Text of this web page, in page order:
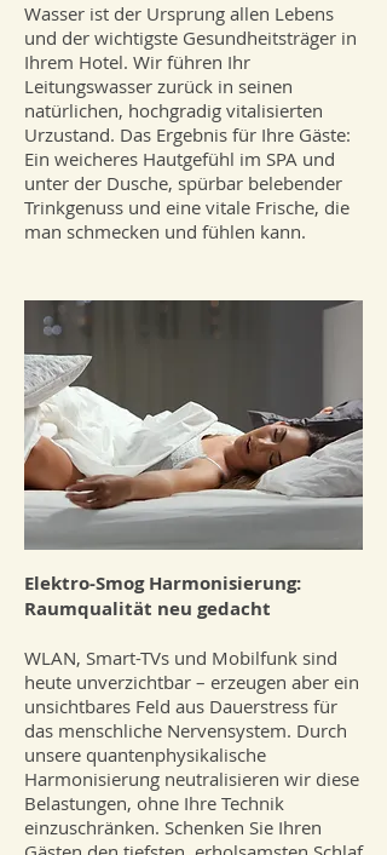
Wasser ist der Ursprung allen Lebens
und der wichtigste Gesundheitsträger in
Ihrem Hotel. Wir führen Ihr
Leitungswasser zurück in seinen
natürlichen, hochgradig vitalisierten
Urzustand. Das Ergebnis für Ihre Gäste:
Ein weicheres Hautgefühl im SPA und
unter der Dusche, spürbar belebender
Trinkgenuss und eine vitale Frische, die
man schmecken und fühlen kann.
Elektro-Smog Harmonisierung:
Raumqualität neu gedacht
WLAN, Smart-TVs und Mobilfunk sind
heute unverzichtbar – erzeugen aber ein
unsichtbares Feld aus Dauerstress für
das menschliche Nervensystem. Durch
unsere quantenphysikalische
Harmonisierung neutralisieren wir diese
Belastungen, ohne Ihre Technik
einzuschränken. Schenken Sie Ihren